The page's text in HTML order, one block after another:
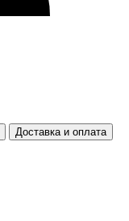
Доставка и оплата